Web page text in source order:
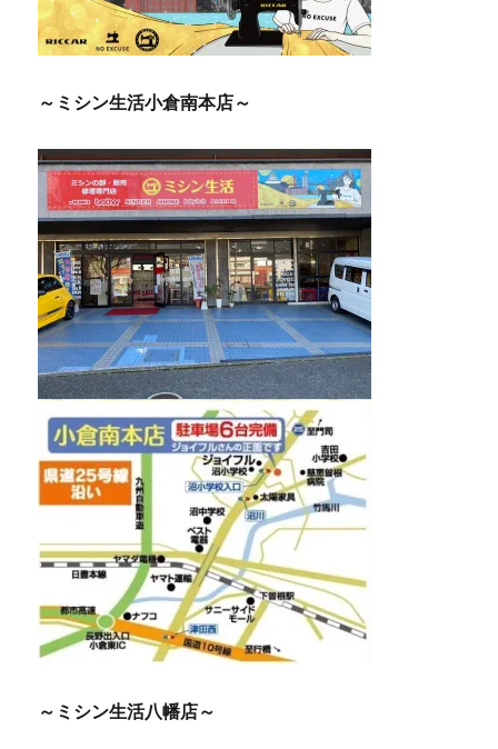
～ミシン生活小倉南本店～
～ミシン生活八幡店～